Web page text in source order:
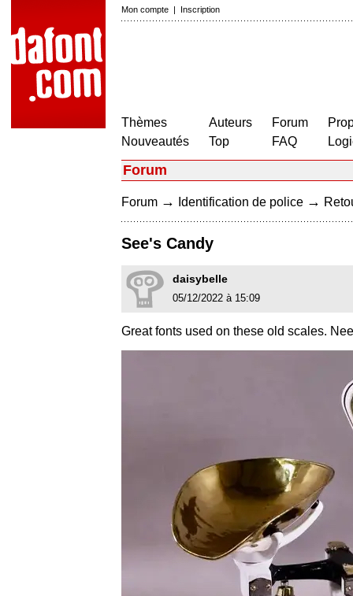
Mon compte | Inscription
Thèmes
Nouveautés
Auteurs
Top
Forum
FAQ
Forum
Forum → Identification de police →
See's Candy
daisybelle
05/12/2022 à 15:09
Great fonts used on these old scales.